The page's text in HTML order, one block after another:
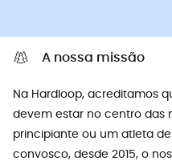
A nossa missão
Na Hardloop, acreditamos
devem estar no centro das
principiante ou um atleta
convosco, desde 2015, o